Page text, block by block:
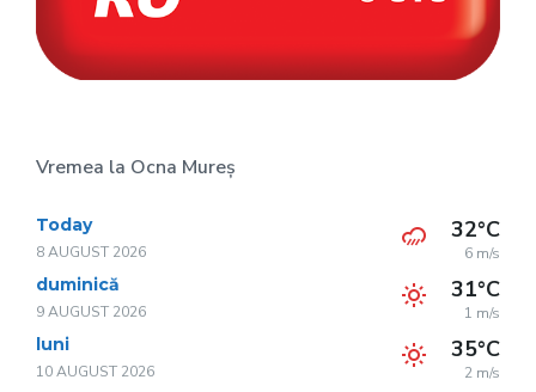
Vremea la Ocna Mureș
Today
8 AUGUST 2026
32°C
6 m/s
duminică
9 AUGUST 2026
31°C
1 m/s
luni
10 AUGUST 2026
35°C
2 m/s